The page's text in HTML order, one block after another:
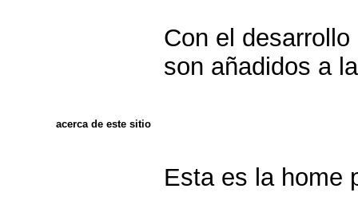
Con el
son añadidos a
acerca de este sitio
Esta es la home